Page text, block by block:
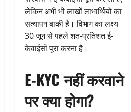
लेकिन अभी भी लाखों लाभार्थियों का
सत्यापन बाकी है। विभाग का लक्ष्य
30 जून से पहले शत-प्रतिशत ई-
केवाईसी पूरा करना है।
E-KYC नहीं करवाने
पर क्या होगा?